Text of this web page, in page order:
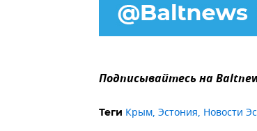
Подписывайтесь на
Теги Крым, Эстония, Новости